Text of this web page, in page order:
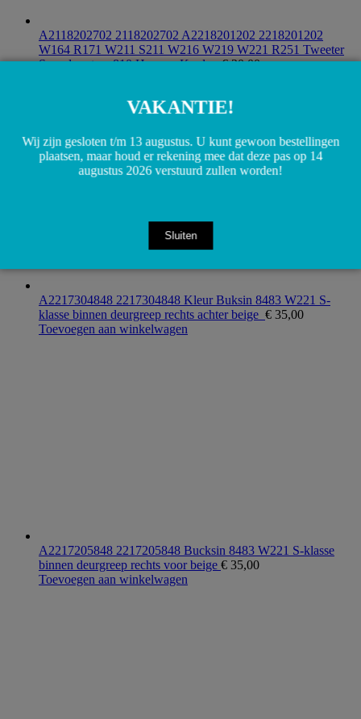
A2118202702 2118202702 A2218201202 2218201202
W164 R171 W211 S211 W216 W219 W221 R251 Tweeter
Sound system 810 Harman Kardon€20,00
A2217304848 2217304848 Kleur Buksin 8483 W221 S-
klasse binnen deurgreep rechts achter beige € 35,00
Toevoegen aan winkelwagen
A2217205848 2217205848 Bucksin 8483 W221 S-klasse
binnen deurgreep rechts voor beige € 35,00
Toevoegen aan winkelwagen
VAKANTIE!
Wij zijn gesloten t/m 13 augustus. U kunt gewoon bestellingen
plaatsen, maar houd er rekening mee dat deze pas op 14
augustus 2026 verstuurd zullen worden!
Sluiten